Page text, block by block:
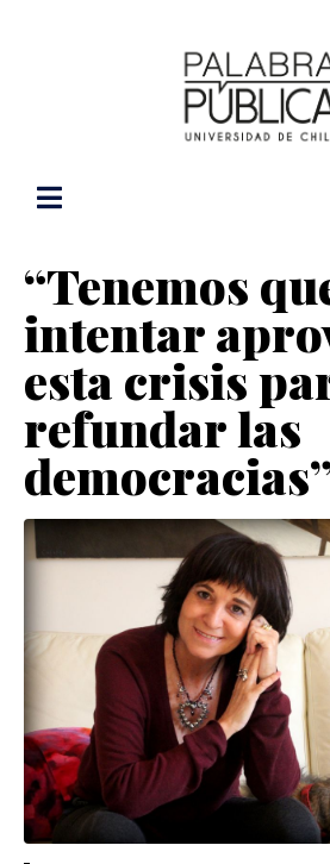
“Tenemos
intentar
esta crisis
refundar las
democracias”